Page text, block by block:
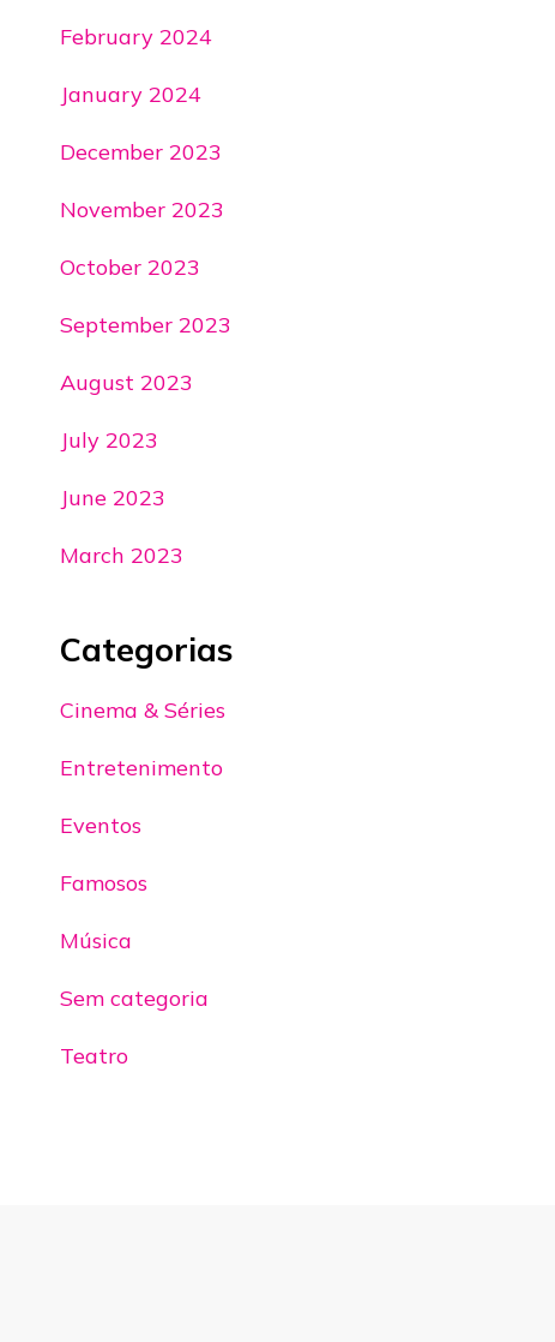
February 2024
January 2024
December 2023
November 2023
October 2023
September 2023
August 2023
July 2023
June 2023
March 2023
Categorias
Cinema & Séries
Entretenimento
Eventos
Famosos
Música
Sem categoria
Teatro